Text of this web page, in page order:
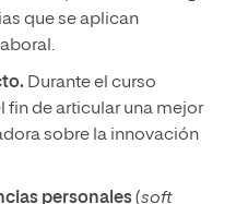
que se aplican
Durante el curso
fin de articular una mejor
sobre la innovación
personales(soft